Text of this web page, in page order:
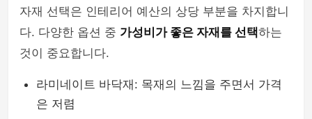
자재 선택은 인테리어 예산의 상당 부분을 차지합니
다. 다양한 옵션 중 가성비가 좋은 자재를 선택하는
것이 중요합니다.
라미네이트 바닥재: 목재의 느낌을 주면서 가격
은 저렴